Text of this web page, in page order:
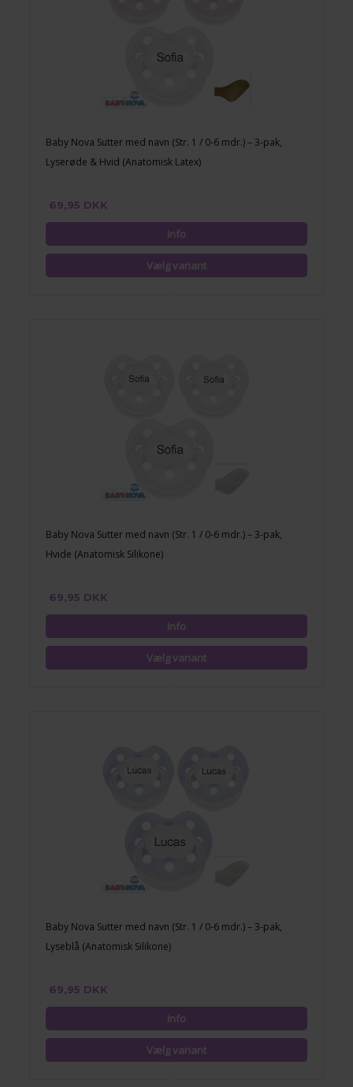
Baby Nova Sutter med navn (Str. 1 / 0-6 mdr.) – 3-pak,
Lyserøde & Hvid (Anatomisk Latex)
69,95 DKK
Baby Nova Sutter med navn (Str. 1 / 0-6 mdr.) – 3-pak,
Hvide (Anatomisk Silikone)
69,95 DKK
Baby Nova Sutter med navn (Str. 1 / 0-6 mdr.) – 3-pak,
Lyseblå (Anatomisk Silikone)
69,95 DKK